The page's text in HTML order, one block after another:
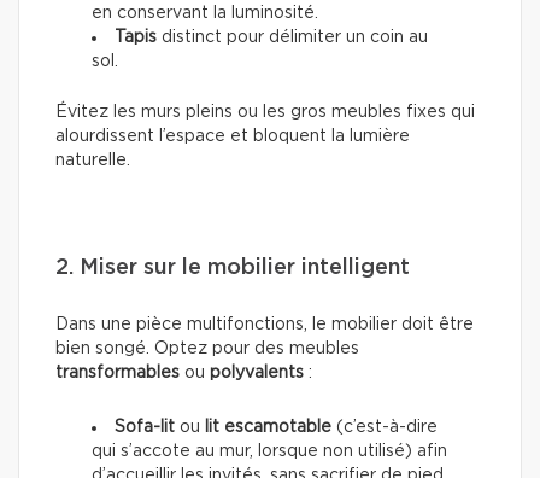
en conservant la luminosité.
Tapis distinct pour délimiter un coin au
sol.
Évitez les murs pleins ou les gros meubles fixes qui
alourdissent l’espace et bloquent la lumière
naturelle.
2. Miser sur le mobilier intelligent
Dans une pièce multifonctions, le mobilier doit être
bien songé. Optez pour des meubles
transformables ou polyvalents :
Sofa-lit ou lit escamotable (c’est-à-dire
qui s’accote au mur, lorsque non utilisé) afin